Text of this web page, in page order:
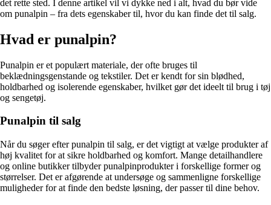
det rette sted. I denne artikel vil vi dykke ned i alt, hvad du bør vide
om punalpin – fra dets egenskaber til, hvor du kan finde det til salg.
Hvad er punalpin?
Punalpin er et populært materiale, der ofte bruges til
beklædningsgenstande og tekstiler. Det er kendt for sin blødhed,
holdbarhed og isolerende egenskaber, hvilket gør det ideelt til brug i tøj
og sengetøj.
Punalpin til salg
Når du søger efter punalpin til salg, er det vigtigt at vælge produkter af
høj kvalitet for at sikre holdbarhed og komfort. Mange detailhandlere
og online butikker tilbyder punalpinprodukter i forskellige former og
størrelser. Det er afgørende at undersøge og sammenligne forskellige
muligheder for at finde den bedste løsning, der passer til dine behov.